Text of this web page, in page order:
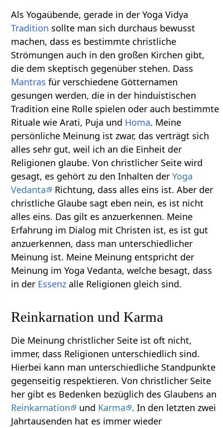
Als Yogaübende, gerade in der Yoga Vidya
Tradition sollte man sich durchaus bewusst
machen, dass es bestimmte christliche
Strömungen auch in den großen Kirchen gibt,
die dem skeptisch gegenüber stehen. Dass
Mantras für verschiedene Götternamen
gesungen werden, die in der hinduistischen
Tradition eine Rolle spielen oder auch bestimmte
Rituale wie Arati, Puja und Homa. Meine
persönliche Meinung ist zwar, das verträgt sich
alles sehr gut, weil ich an die Einheit der
Religionen glaube. Von christlicher Seite wird
gesagt, es gehört zu den Inhalten derYoga
Vedanta
Richtung, dass alles eins ist. Aber der
christliche Glaube sagt eben nein, es ist nicht
alles eins. Das gilt es anzuerkennen. Meine
Erfahrung im Dialog mit Christen ist, es ist gut
anzuerkennen, dass man unterschiedlicher
Meinung ist. Meine Meinung entspricht der
Meinung im Yoga Vedanta, welche besagt, dass
in der Essenz alle Religionen gleich sind.
Reinkarnation und Karma
Die Meinung christlicher Seite ist oft nicht,
immer, dass Religionen unterschiedlich sind.
Hierbei kann man unterschiedliche Standpunkte
gegenseitig respektieren. Von christlicher Seite
her gibt es Bedenken bezüglich des Glaubens an
Reinkarnation
und Karma
. In den letzten zwei
Jahrtausenden hat es immer wieder